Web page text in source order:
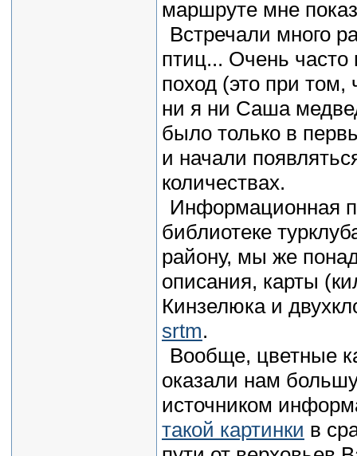
маршруте мне
Встречали много
птиц... Очень часто
поход (это при
ни я ни Саша
было только в
и начали
количествах.
Информационная
библиотеке
району, мы же
описания, карты
Кинзелюка и
srtm.
Вообще, цветные
оказали нам
источником
такой картинки в